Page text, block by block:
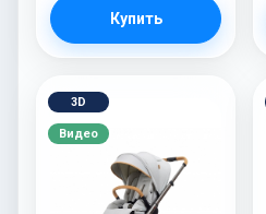
Купить
3D
Видео